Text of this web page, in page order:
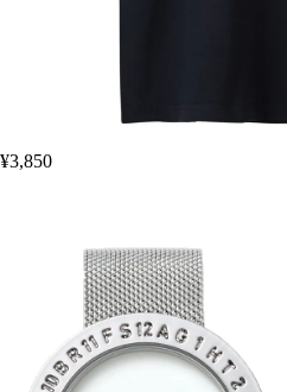
¥3,850